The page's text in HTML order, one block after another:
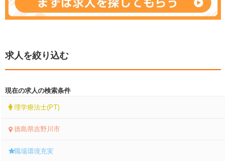
求人を絞り込む
現在の求人の検索条件
理学療法士(PT)
徳島県吉野川市
職場環境充実